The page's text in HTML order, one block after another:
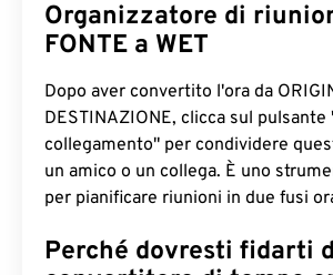
Organizzatore di
FONTE a WET
Dopo aver convertito l'ora da
DESTINAZIONE, clicca sul pulsante
collegamento" per condividere
un amico o un collega. È uno
per pianificare riunioni in due fusi
Perché dovresti fidarti